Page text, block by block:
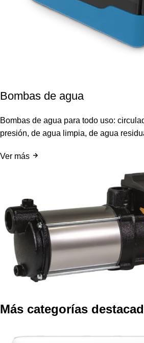
Bombas de agua
Bombas de agua para todo uso:
presión, de agua limpia, de agua
Ver más
Más categorías